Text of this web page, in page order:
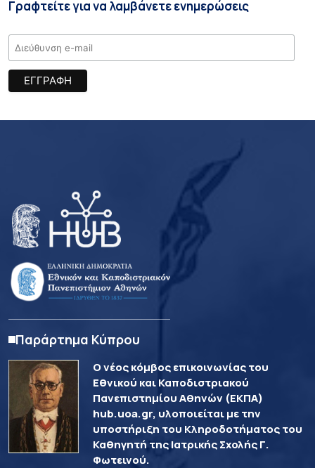
Γραφτείτε για να λαμβάνετε ενημερώσεις
Παράρτημα Κύπρου
Ο νέος κόμβος επικοινωνίας του
Εθνικού και Καποδιστριακού
Πανεπιστημίου Αθηνών (ΕΚΠΑ)
hub.uoa.gr, υλοποιείται με την
υποστήριξη του Κληροδοτήματος του
Καθηγητή της Ιατρικής Σχολής Γ.
Φωτεινού.